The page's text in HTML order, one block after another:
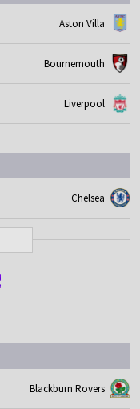
Aston Villa
Bournemouth
Liverpool
Chelsea
Blackburn Rovers